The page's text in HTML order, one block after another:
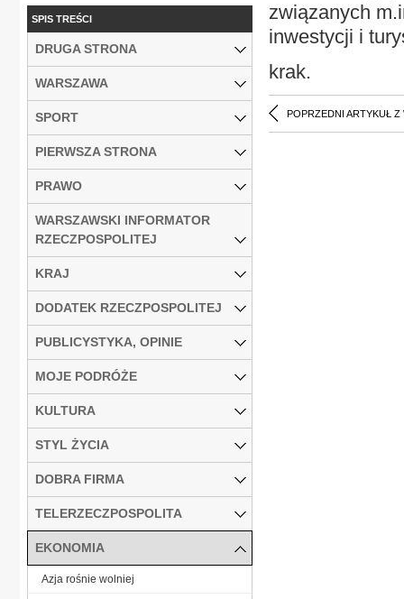
związanych
inwestycji i
krak.
POPRZEDNI ARTYKUŁ Z
SPIS TREŚCI
DRUGA STRONA
WARSZAWA
SPORT
PIERWSZA STRONA
PRAWO
WARSZAWSKI INFORMATOR
RZECZPOSPOLITEJ
KRAJ
DODATEK RZECZPOSPOLITEJ
PUBLICYSTYKA, OPINIE
MOJE PODRÓŻE
KULTURA
STYL ŻYCIA
DOBRA FIRMA
TELERZECZPOSPOLITA
EKONOMIA
Azja rośnie wolniej